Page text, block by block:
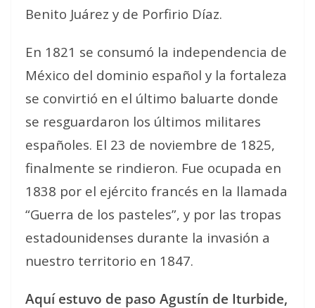
Benito Juárez y de Porfirio Díaz.
En 1821 se consumó la independencia de
México del dominio español y la fortaleza
se convirtió en el último baluarte donde
se resguardaron los últimos militares
españoles. El 23 de noviembre de 1825,
finalmente se rindieron. Fue ocupada en
1838 por el ejército francés en la llamada
“Guerra de los pasteles”, y por las tropas
estadounidenses durante la invasión a
nuestro territorio en 1847.
Aquí estuvo de paso Agustín de Iturbide,